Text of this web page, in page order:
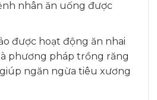
nhân ăn uống được
được hoạt động ăn nhai
phương pháp trồng răng
ngăn ngừa tiêu xương